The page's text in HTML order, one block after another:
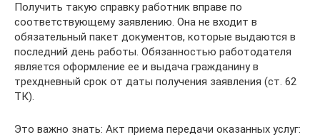
Получить такую справку работник вправе по
соответствующему заявлению. Она не входит в
обязательный пакет документов, которые выдаются в
последний день работы. Обязанностью работодателя
является оформление ее и выдача гражданину в
трехдневный срок от даты получения заявления (ст. 62
ТК).
Это важно знать: Акт приема передачи оказанных услуг: